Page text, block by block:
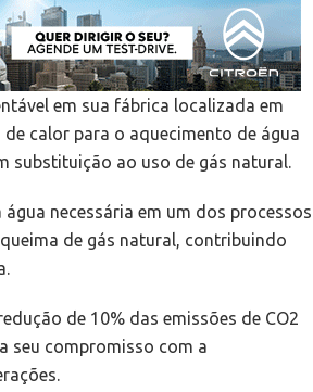
em sua fábrica localizada em
calor para o aquecimento de água
substituição ao uso de gás natural.
necessária em um dos processos
de gás natural, contribuindo
de 10% das emissões de CO2
seu compromisso com a